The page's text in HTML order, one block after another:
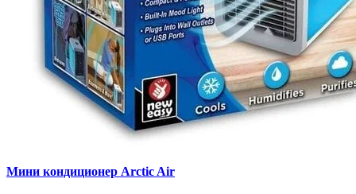
Мини кондиционер Arctic Air